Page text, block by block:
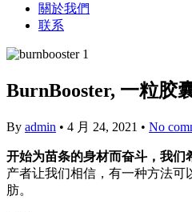
關於我們
联系
BurnBooster, 一粒胶
By admin • 4 月 24, 2021 • No
开始为苗条的身材而奋斗，我们
产者让我们相信，有一种方法可
肪。